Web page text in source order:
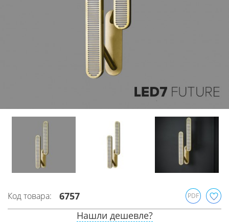
Код товара: 6757 PDF
Нашли дешевле?